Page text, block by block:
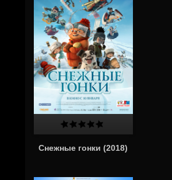
Снежные гонки (2018)